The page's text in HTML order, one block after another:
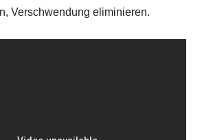
Verschwendung eliminieren.